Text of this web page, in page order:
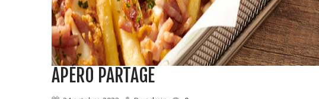
APÉRO PARTAGE